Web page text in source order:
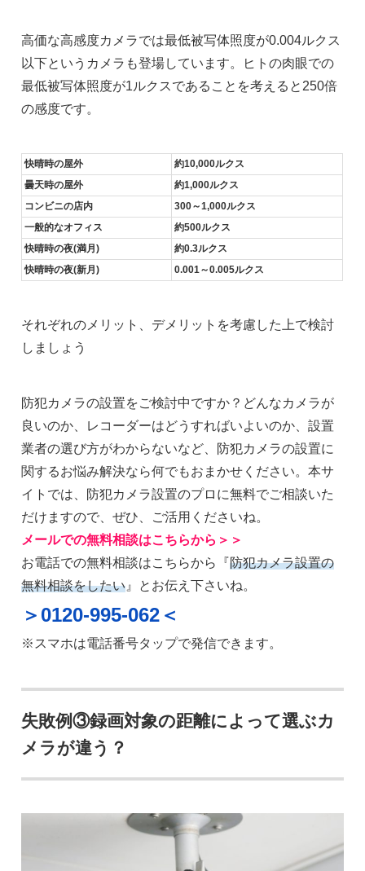
高価な高感度カメラでは最低被写体照度が0.004ルクス
以下というカメラも登場しています。ヒトの肉眼での
最低被写体照度が1ルクスであることを考えると250倍
の感度です。
快晴時の屋外
約10,000ルクス
曇天時の屋外
約1,000ルクス
コンビニの店内
300～1,000ルクス
一般的なオフィス
約500ルクス
快晴時の夜(満月)
約0.3ルクス
快晴時の夜(新月)
0.001～0.005ルクス
それぞれのメリット、デメリットを考慮した上で検討
しましょう
防犯カメラの設置をご検討中ですか？どんなカメラが
良いのか、レコーダーはどうすればいよいのか、設置
業者の選び方がわからないなど、防犯カメラの設置に
関するお悩み解決なら何でもおまかせください。本サ
イトでは、防犯カメラ設置のプロに無料でご相談いた
だけますので、ぜひ、ご活用くださいね。
メールでの無料相談はこちらから＞＞
お電話での無料相談はこちらから『防犯カメラ設置の
無料相談をしたい 』とお伝え下さいね。
＞0120-995-062＜
※スマホは電話番号タップで発信できます。
失敗例③録画対象の距離によって選ぶカ
メラが違う？